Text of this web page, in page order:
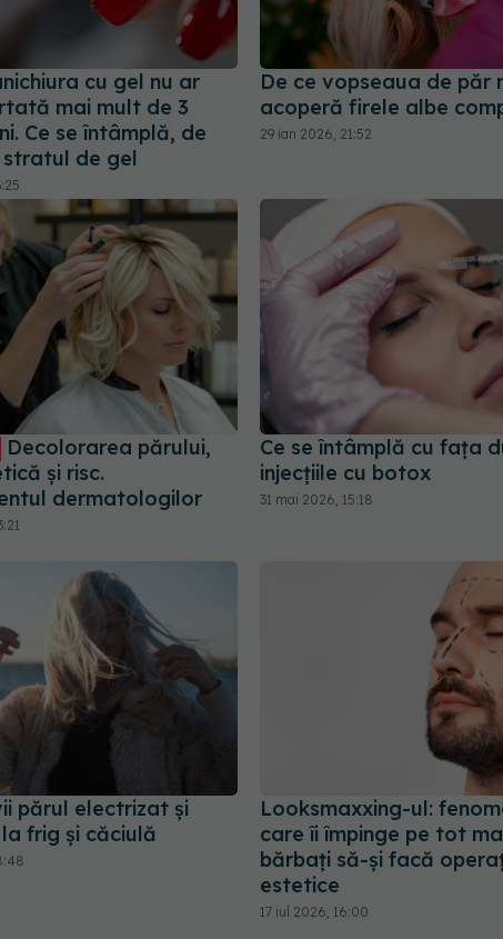
cu gel nu ar
mai mult de 3
Ce se întâmplă, de
de gel
De ce vopseaua de păr
acoperă firele albe
29 ian 2026, 21:52
Decolorarea părului,
și risc.
dermatologilor
Ce se întâmplă cu fața
injecțiile cu botox
31 mai 2026, 15:18
părul electrizat și
frig și căciulă
Looksmaxxing-ul:
care îi împinge pe tot
bărbați să-și facă
estetice
17 iul 2026, 16:00